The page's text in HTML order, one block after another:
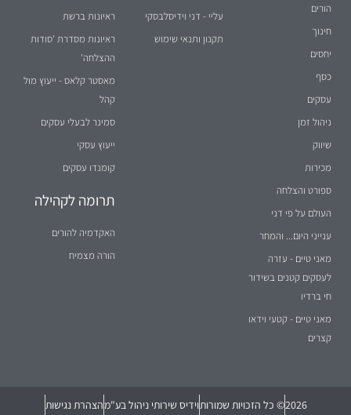
הורים
חינוך
יחסים
כסף
עסקים
ניהול זמן
שיווק
מכירות
ספורט והצלחה
העולם על פי דני
ענייני היום... והמחר
מאני טיים - עזרה
לעסקים קטנים בשידור
חי ברדיו
מאני טיים - קטעי וידאו
קצרים
עליי - דני וידיסלבסקי
תקנון ותנאי שימוש
ראיונות ברשת
ראיונות מסדרת 'סודות
ההצלחה'
מאסטר קלאס - ייעוץ מול
קהל
סמינר לבעלי עסקים
ייעוץ עסקי
קומנדו עסקים
תרומה לקהילה
האקדמיה להורים
הורה מצמיח
2026© כל הזכויות שמורותוידיס שירותי ניהול בע"מהצהרת נגישות